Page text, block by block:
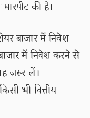
की है।
बाजार में निवेश
में निवेश करने से
जरूर लें।
भी वित्तीय